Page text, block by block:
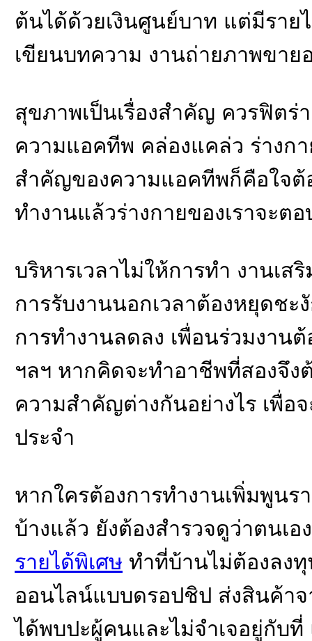
ต้นได้ด้วยเงินศูนย์บาท แต่มีราย
เขียนบทความ งานถ่ายภาพขาย
สุขภาพเป็นเรื่องสำคัญ ควรฟิตร่
ความแอคทีพ คล่องแคล่ว ร่างก
สำคัญของความแอคทีพก็คือใจต้
ทำงานแล้วร่างกายของเราจะต
บริหารเวลาไม่ให้การทำ งานเส
การรับงานนอกเวลาต้องหยุดช
การทำงานลดลง เพื่อนร่วมงาน
ฯลฯ หากคิดจะทำอาชีพที่สองจึง
ความสำคัญต่างกันอย่างไร เพื่อ
ประจำ
หากใครต้องการทำงานเพิ่มพูนร
บ้างแล้ว ยังต้องสำรวจดูว่าตนเ
รายได้พิเศษ ทำที่บ้านไม่ต้องลงทุ
ออนไลน์แบบดรอปชิป ส่งสินค้า
ได้พบปะผู้คนและไม่จำเจอยู่กับ